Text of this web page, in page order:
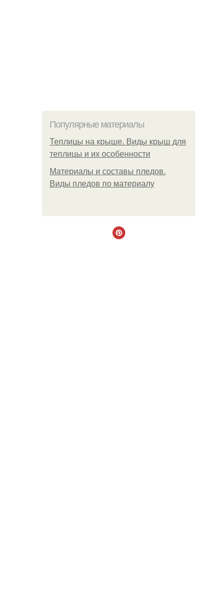
Популярные материалы
Теплицы на крыше. Виды крыш для
теплицы и их особенности
Материалы и составы пледов.
Виды пледов по материалу